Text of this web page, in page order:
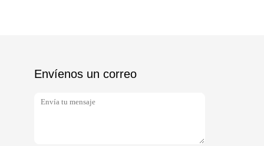
Envíenos un correo